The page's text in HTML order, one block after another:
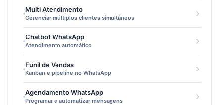
Multi Atendimento
Gerenciar múltiplos clientes simultâneos
Chatbot WhatsApp
Atendimento automático
Funil de Vendas
Kanban e pipeline no WhatsApp
Agendamento WhatsApp
Programar e automatizar mensagens